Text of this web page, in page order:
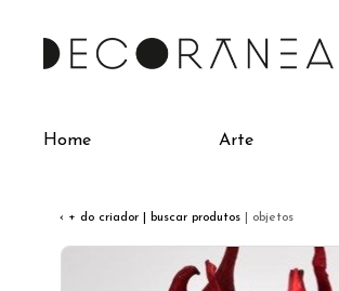
Home Arte
‹ + do criador | buscar produtos | objetos